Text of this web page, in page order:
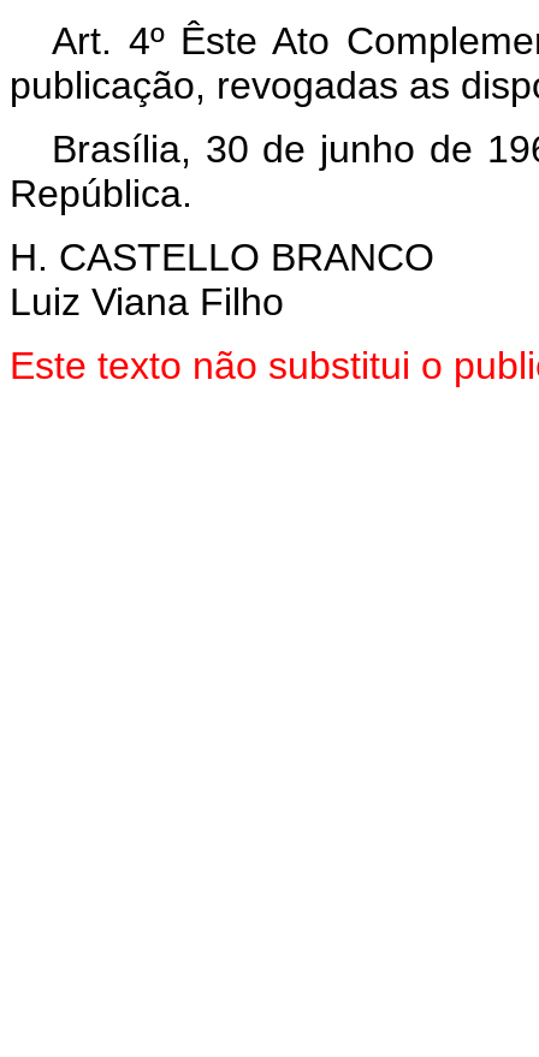
Art. 4º Êste Ato
publicação, revogadas as
Brasília, 30 de junho de
República.
H. CASTELLO BRANCO
Luiz Viana Filho
Este texto não substitui o